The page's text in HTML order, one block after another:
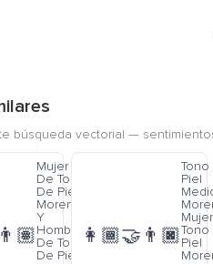
búsqueda vectorial —
Mujer
De Tono
De Piel
Moreno
Y
Hombre
De Tono
De Piel
👩🏾‍🤝‍👨🏿
Tono
Piel
Mujer
Tono
Piel